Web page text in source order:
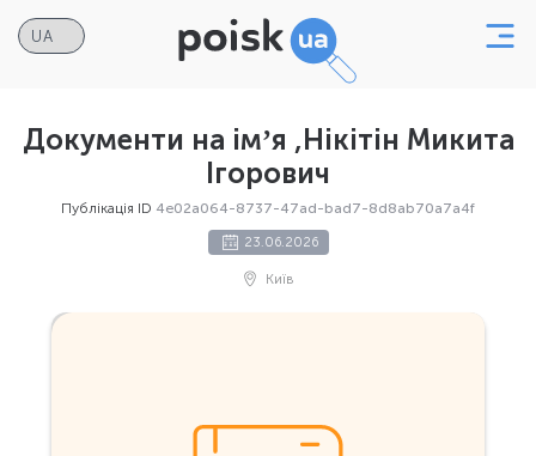
Документи на імʼя ,Нікітін Микита
Ігорович
Публікація ID 4e02a064-8737-47ad-bad7-8d8ab70a7a4f
23.06.2026
Київ